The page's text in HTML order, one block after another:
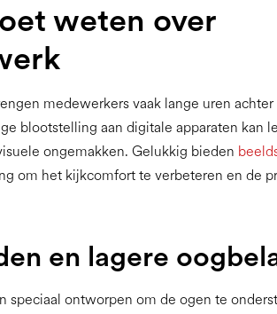
weten over
medewerkers vaak lange uren achter
blootstelling aan digitale apparaten kan
ongemakken. Gelukkig bieden
om het kijkcomfort te verbeteren en de
en lagere
speciaal ontworpen om de ogen te